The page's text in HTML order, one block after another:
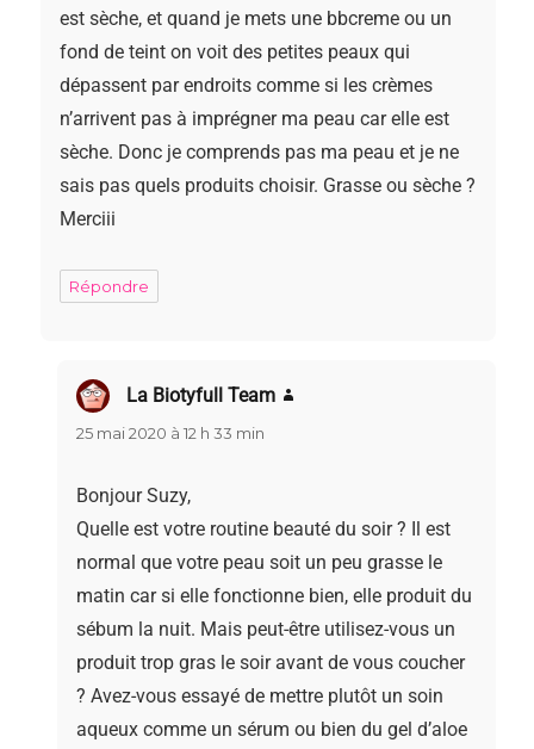
est sèche, et quand je mets une bbcreme ou un
fond de teint on voit des petites peaux qui
dépassent par endroits comme si les crèmes
n’arrivent pas à imprégner ma peau car elle est
sèche. Donc je comprends pas ma peau et je ne
sais pas quels produits choisir. Grasse ou sèche ?
Merciii
Répondre
La Biotyfull Team
25 mai 2020 à 12 h 33 min
Bonjour Suzy,
Quelle est votre routine beauté du soir ? Il est
normal que votre peau soit un peu grasse le
matin car si elle fonctionne bien, elle produit du
sébum la nuit. Mais peut-être utilisez-vous un
produit trop gras le soir avant de vous coucher
? Avez-vous essayé de mettre plutôt un soin
aqueux comme un sérum ou bien du gel d’aloe